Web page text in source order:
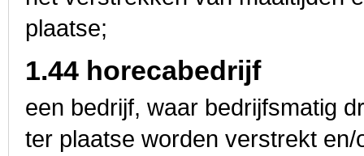
plaatse;
1.44 horecabedrijf
een bedrijf, waar bedrijfsmatig
ter plaatse worden verstrekt